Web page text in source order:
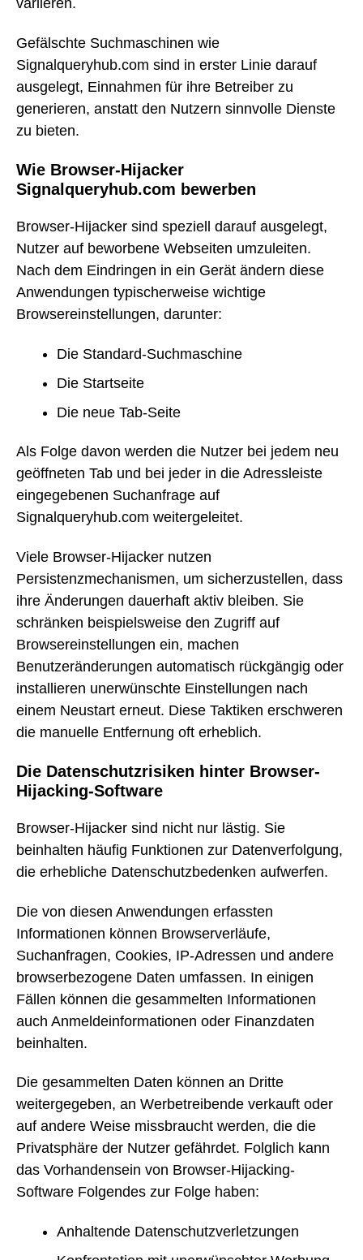
variieren.
Gefälschte Suchmaschinen wie
Signalqueryhub.com sind in erster Linie darauf
ausgelegt, Einnahmen für ihre Betreiber zu
generieren, anstatt den Nutzern sinnvolle Dienste
zu bieten.
Wie Browser-Hijacker
Signalqueryhub.com bewerben
Browser-Hijacker sind speziell darauf ausgelegt,
Nutzer auf beworbene Webseiten umzuleiten.
Nach dem Eindringen in ein Gerät ändern diese
Anwendungen typischerweise wichtige
Browsereinstellungen, darunter:
Die Standard-Suchmaschine
Die Startseite
Die neue Tab-Seite
Als Folge davon werden die Nutzer bei jedem neu
geöffneten Tab und bei jeder in die Adressleiste
eingegebenen Suchanfrage auf
Signalqueryhub.com weitergeleitet.
Viele Browser-Hijacker nutzen
Persistenzmechanismen, um sicherzustellen, dass
ihre Änderungen dauerhaft aktiv bleiben. Sie
schränken beispielsweise den Zugriff auf
Browsereinstellungen ein, machen
Benutzeränderungen automatisch rückgängig oder
installieren unerwünschte Einstellungen nach
einem Neustart erneut. Diese Taktiken erschweren
die manuelle Entfernung oft erheblich.
Die Datenschutzrisiken hinter Browser-
Hijacking-Software
Browser-Hijacker sind nicht nur lästig. Sie
beinhalten häufig Funktionen zur Datenverfolgung,
die erhebliche Datenschutzbedenken aufwerfen.
Die von diesen Anwendungen erfassten
Informationen können Browserverläufe,
Suchanfragen, Cookies, IP-Adressen und andere
browserbezogene Daten umfassen. In einigen
Fällen können die gesammelten Informationen
auch Anmeldeinformationen oder Finanzdaten
beinhalten.
Die gesammelten Daten können an Dritte
weitergegeben, an Werbetreibende verkauft oder
auf andere Weise missbraucht werden, die die
Privatsphäre der Nutzer gefährdet. Folglich kann
das Vorhandensein von Browser-Hijacking-
Software Folgendes zur Folge haben:
Anhaltende Datenschutzverletzungen